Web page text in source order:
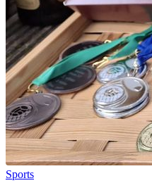
Sports